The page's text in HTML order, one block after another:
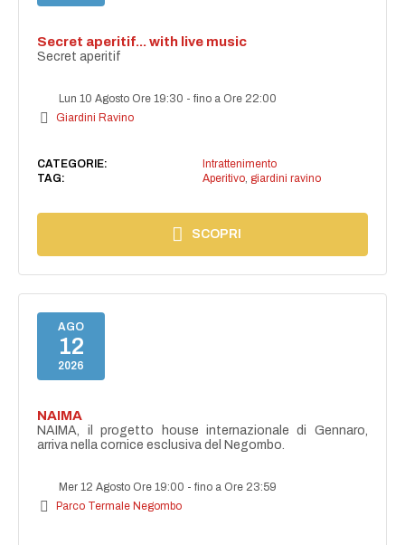
Secret aperitif... with live music
Secret aperitif
Lun 10 Agosto Ore 19:30 -fino a Ore 22:00
Giardini Ravino
CATEGORIE:
Intrattenimento
TAG:
Aperitivo, giardini ravino
SCOPRI
AGO
12
2026
NAIMA
NAIMA, il progetto house internazionale di Gennaro,
arriva nella cornice esclusiva del Negombo.
Mer 12 Agosto Ore 19:00 -fino a Ore 23:59
Parco Termale Negombo